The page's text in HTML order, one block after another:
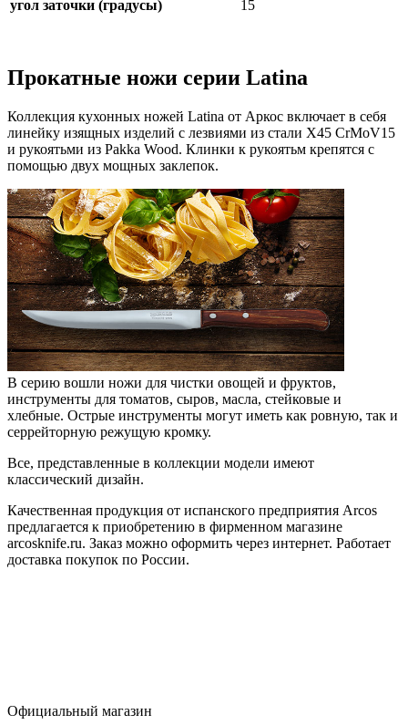
угол заточки (градусы) 15
Прокатные ножи серии Latina
Коллекция кухонных ножей Latina от Аркос включает в себя
линейку изящных изделий с лезвиями из стали X45 CrMoV15
и рукоятьми из Pakka Wood. Клинки к рукоятьм крепятся с
помощью двух мощных заклепок.
В серию вошли ножи для чистки овощей и фруктов,
инструменты для томатов, сыров, масла, стейковые и
хлебные. Острые инструменты могут иметь как ровную, так и
серрейторную режущую кромку.
Все, представленные в коллекции модели имеют
классический дизайн.
Качественная продукция от испанского предприятия Arcos
предлагается к приобретению в фирменном магазине
arcosknife.ru. Заказ можно оформить через интернет. Работает
доставка покупок по России.
Официальный магазин